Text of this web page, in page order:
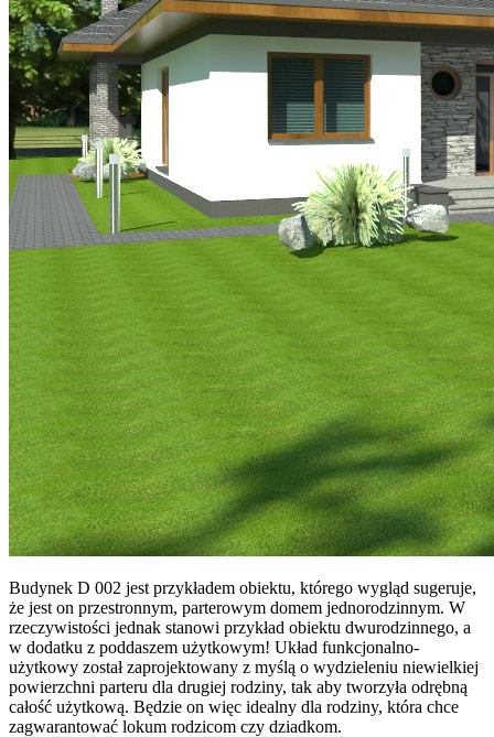
Budynek D 002 jest przykładem obiektu, którego wygląd sugeruje,
że jest on przestronnym, parterowym domem jednorodzinnym. W
rzeczywistości jednak stanowi przykład obiektu dwurodzinnego, a
w dodatku z poddaszem użytkowym! Układ funkcjonalno-
użytkowy został zaprojektowany z myślą o wydzieleniu niewielkiej
powierzchni parteru dla drugiej rodziny, tak aby tworzyła odrębną
całość użytkową. Będzie on więc idealny dla rodziny, która chce
zagwarantować lokum rodzicom czy dziadkom.